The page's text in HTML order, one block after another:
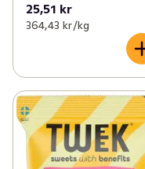
25,51 kr
364,43 kr /kg